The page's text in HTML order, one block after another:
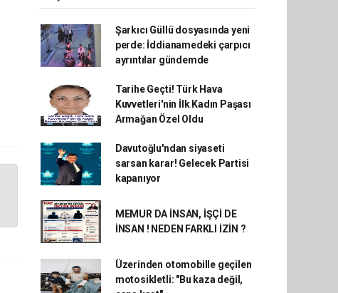
Şarkıcı Güllü dosyasında yeni
perde: İddianamedeki çarpıcı
ayrıntılar gündemde
Tarihe Geçti! Türk Hava
Kuvvetleri'nin İlk Kadın Paşası
Armağan Özel Oldu
Davutoğlu'ndan siyaseti
sarsan karar! Gelecek Partisi
kapanıyor
MEMUR DA İNSAN, İŞÇİ DE
İNSAN ! NEDEN FARKLI İZİN ?
Üzerinden otomobille geçilen
motosikletli: "Bu kaza değil,